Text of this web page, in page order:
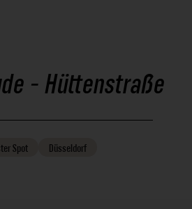
- Hüttenstraße
Spot Düsseldorf